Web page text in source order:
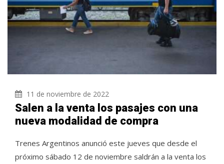
11 de noviembre de 2022
Salen a la venta los pasajes con una
nueva modalidad de compra
Trenes Argentinos anunció este jueves que desde el
próximo sábado 12 de noviembre saldrán a la venta los